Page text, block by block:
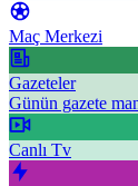
Maç Merkezi
Gazeteler
Günün gazete
Canlı Tv